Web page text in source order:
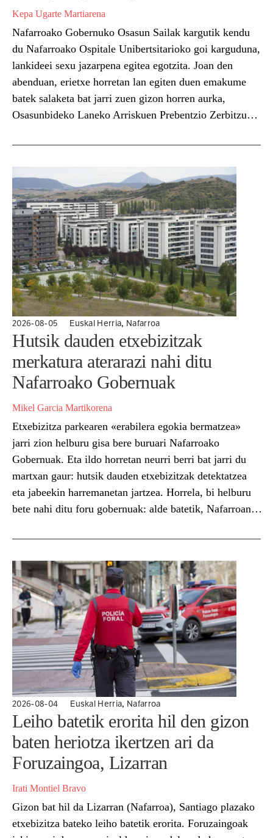
Kepa Ugarte Martiarena
Nafarroako Gobernuko Osasun Sailak kargutik kendu
du Nafarroako Ospitale Unibertsitarioko goi karguduna,
lankideei sexu jazarpena egitea egotzita. Joan den
abenduan, erietxe horretan lan egiten duen emakume
batek salaketa bat jarri zuen gizon horren aurka,
Osasunbideko Laneko Arriskuen Prebentzio Zerbitzuan.
horrek ondorioztatu zuen gertakariak delitu izan
zitezkeela. Kasua...
2026-08-05 Euskal Herria, Nafarroa
Hutsik dauden etxebizitzak
merkatura aterarazi nahi ditu
Nafarroako Gobernuak
Mikel Garcia Martikorena
Etxebizitza parkearen «erabilera egokia bermatzea»
jarri zion helburu gisa bere buruari Nafarroako
Gobernuak. Eta ildo horretan neurri berri bat jarri du
martxan gaur: hutsik dauden etxebizitzak detektatzea
eta jabeekin harremanetan jartzea. Horrela, bi helburu
bete nahi ditu foru gobernuak: alde batetik, Nafarroan
eguneratuena izatea; eta, bestetik, jabeei etxebizitza
horiek...
2026-08-04 Euskal Herria, Nafarroa
Leiho batetik erorita hil den gizon
baten heriotza ikertzen ari da
Foruzaingoa, Lizarran
Irati Montiel Bravo
Gizon bat hil da Lizarran (Nafarroa), Santiago plazako
etxebizitza bateko leiho batetik erorita. Foruzaingoak